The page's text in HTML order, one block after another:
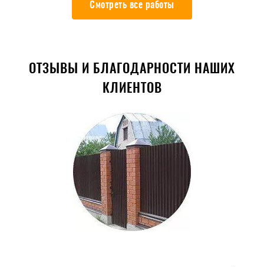
Смотреть все работы
ОТЗЫВЫ И БЛАГОДАРНОСТИ НАШИХ
КЛИЕНТОВ